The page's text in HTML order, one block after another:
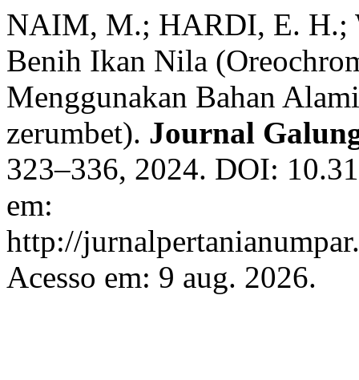
NAIM, M.; HARDI, E. H.;
Benih Ikan Nila
Menggunakan Bahan
zerumbet). Journal
323–336, 2024. DOI:
em:
http://
Acesso em: 9 aug. 2026.